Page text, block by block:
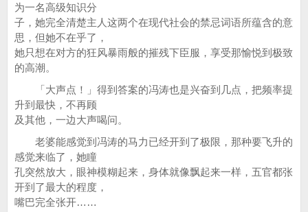
为一名高级知识分
子，她完全清楚主人这两个在现代社会的禁忌词语所蕴含的意
思，但她不在乎了，
她只想在对方的狂风暴雨般的摧残下臣服，享受那愉悦到极致
的高潮。
「大声点！」得到答案的冯涛也是兴奋到几点，把频率提
升到最快，不再顾
及其他，一边大声喝问。
老婆能感觉到冯涛的马力已经开到了极限，那种要飞升的
感觉来临了，她瞳
孔突然放大，眼神模糊起来，身体就像飘起来一样，五官都张
开到了最大的程度，
嘴巴完全张开……